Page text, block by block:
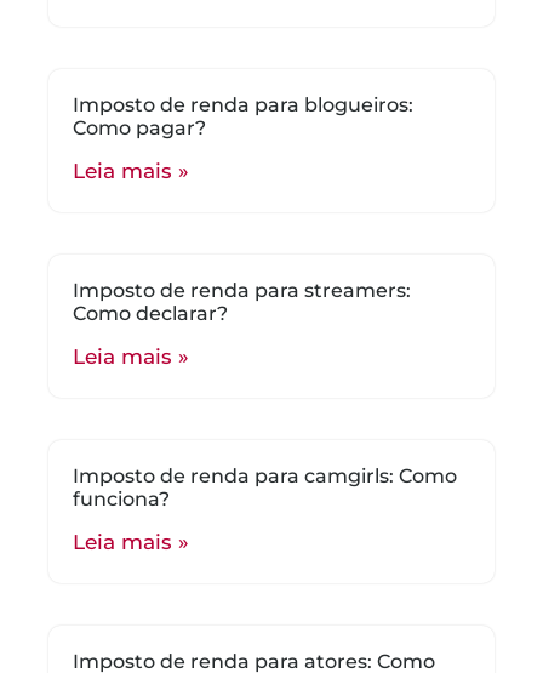
Imposto de renda para blogueiros:
Como pagar?
Leia mais »
Imposto de renda para streamers:
Como declarar?
Leia mais »
Imposto de renda para camgirls: Como
funciona?
Leia mais »
Imposto de renda para atores: Como